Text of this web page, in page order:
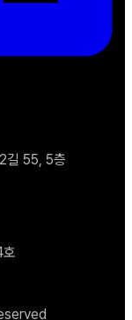
길 55, 5층